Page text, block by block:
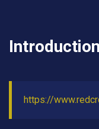
Introduction
https://